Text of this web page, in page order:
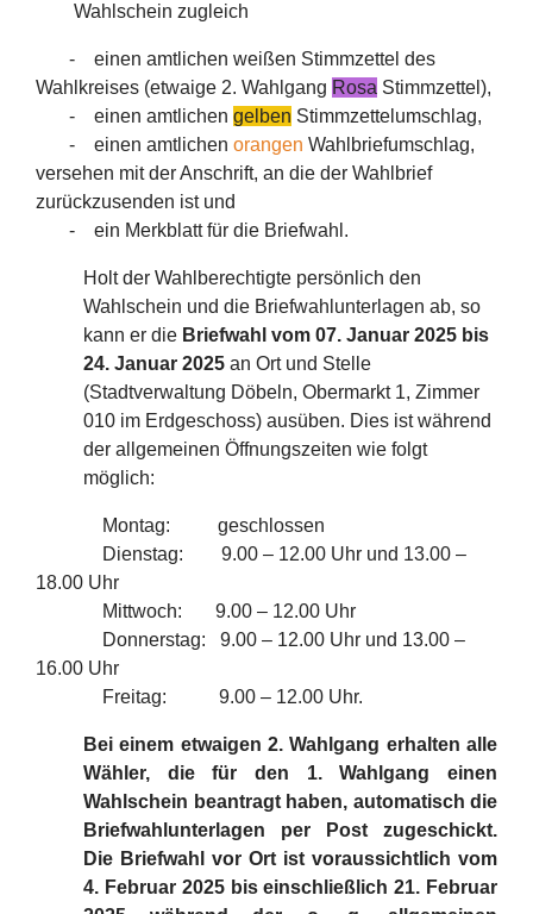
Wahlschein zugleich
- einen amtlichen weißen Stimmzettel des
Wahlkreises (etwaige 2. Wahlgang Rosa Stimmzettel),
- einen amtlichen gelben Stimmzettelumschlag,
- einen amtlichen orangen Wahlbriefumschlag,
versehen mit der Anschrift, an die der Wahlbrief
zurückzusenden ist und
- ein Merkblatt für die Briefwahl.
Holt der Wahlberechtigte persönlich den
Wahlschein und die Briefwahlunterlagen ab, so
kann er die Briefwahl vom 07. Januar 2025 bis
24. Januar 2025 an Ort und Stelle
(Stadtverwaltung Döbeln, Obermarkt 1, Zimmer
010 im Erdgeschoss) ausüben. Dies ist während
der allgemeinen Öffnungszeiten wie folgt
möglich:
Montag: geschlossen
Dienstag: 9.00 – 12.00 Uhr und 13.00 –
18.00 Uhr
Mittwoch: 9.00 – 12.00 Uhr
Donnerstag: 9.00 – 12.00 Uhr und 13.00 –
16.00 Uhr
Freitag: 9.00 – 12.00 Uhr.
Bei einem etwaigen 2. Wahlgang erhalten alle
Wähler, die für den 1. Wahlgang einen
Wahlschein beantragt haben, automatisch die
Briefwahlunterlagen per Post zugeschickt.
Die Briefwahl vor Ort ist voraussichtlich vom
4. Februar 2025 bis einschließlich 21. Februar